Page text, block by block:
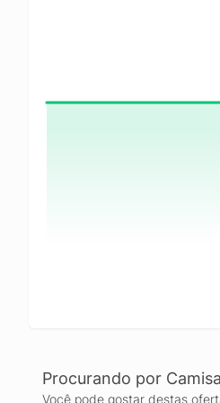
Procurando por
Você pode gostar destas